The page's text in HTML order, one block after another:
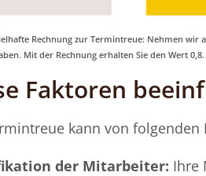
Rechnung zur Termintreue: Nehmen wir
Mit der Rechnung erhalten Sie den Wert
Faktoren
kann von folgenden
der Mitarbeiter: Ihre
946 285 72-40
logistik.de
Ihre Anfrage